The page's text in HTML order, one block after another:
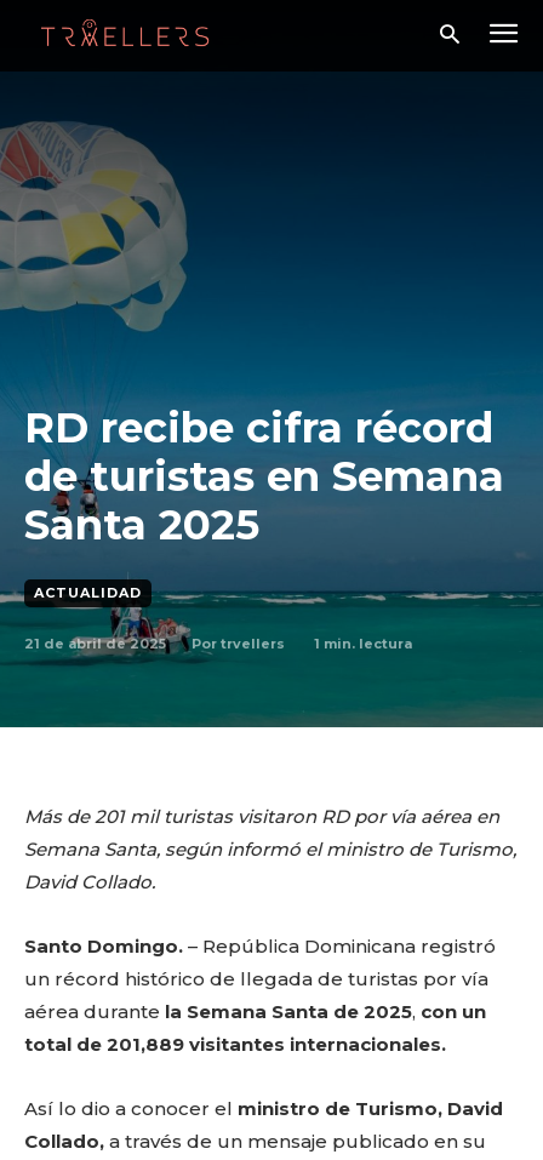
RD recibe cifra récord
de turistas en Semana
Santa 2025
ACTUALIDAD
21 de abril de 2025 Por trvellers 1 min. lectura
Más de 201 mil turistas visitaron RD por vía aérea en
Semana Santa, según informó el ministro de Turismo,
David Collado.
Santo Domingo. – República Dominicana registró
un récord histórico de llegada de turistas por vía
aérea durante la Semana Santa de 2025, con un
total de 201,889 visitantes internacionales.
Así lo dio a conocer el ministro de Turismo, David
Collado, a través de un mensaje publicado en su